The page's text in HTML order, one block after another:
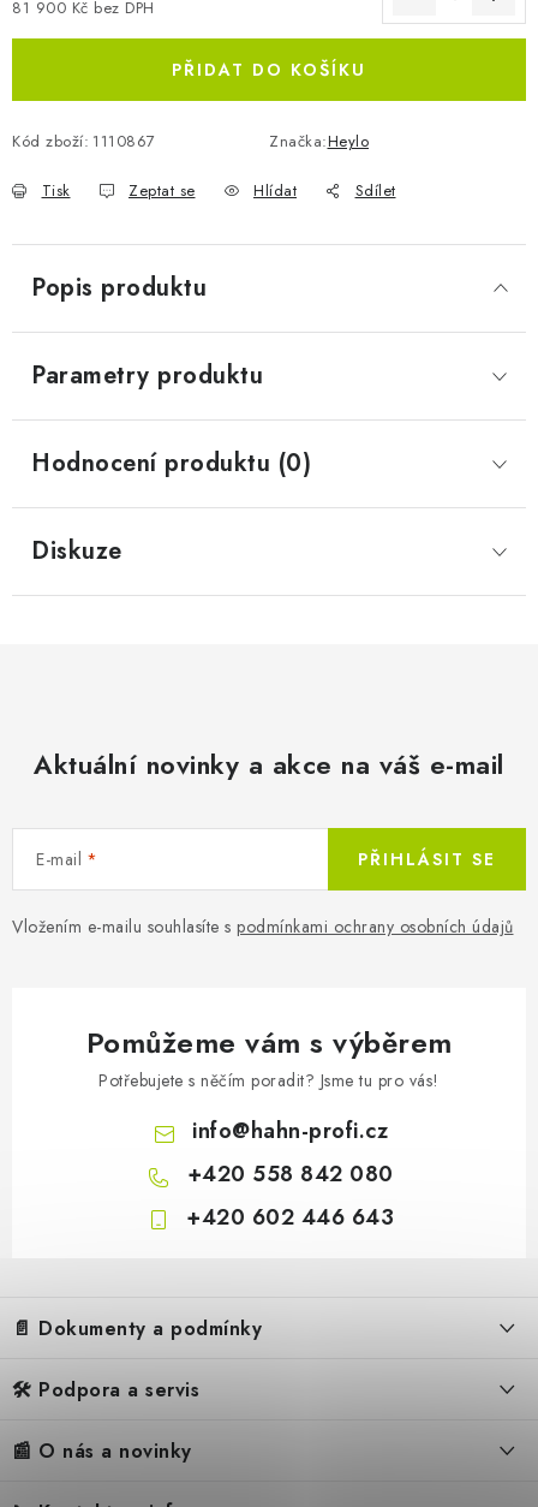
81 900 Kč bez DPH
PŘIDAT DO KOŠÍKU
Kód zboží: 1110867 Značka:Heylo
Tisk Zeptat se Hlídat Sdílet
Popis produktu
Parametry produktu
Hodnocení produktu (0)
Diskuze
Aktuální novinky a akce na váš e-mail
E-mail
Vložením e-mailu souhlasíte s podmínkami ochrany osobních údajů
PŘIHLÁSIT SE
Pomůžeme vám s výběrem
Potřebujete s něčím poradit? Jsme tu pro vás!
info@hahn-profi.cz
+420 558 842 080
+420 602 446 643
a
t
📄 Dokumenty a podmínky
Obchodní podmínky
🛠️ Podpora a servis
FAQ – Často kladené otázky
📰 O nás a novinky